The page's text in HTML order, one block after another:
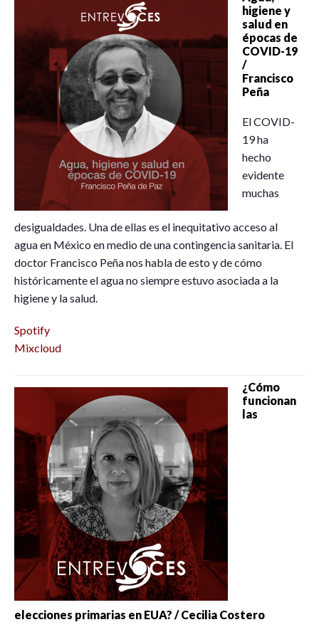
higiene y
salud en
épocas de
COVID-19
/
Francisco
Peña
El COVID-
19 ha
hecho
evidente
muchas
desigualdades. Una de ellas es el inequitativo acceso al
agua en México en medio de una contingencia sanitaria. El
doctor Francisco Peña nos habla de esto y de cómo
históricamente el agua no siempre estuvo asociada a la
higiene y la salud.
Spotify
Mixcloud
¿Cómo
funcionan
las
elecciones primarias en EUA? / Cecilia Costero